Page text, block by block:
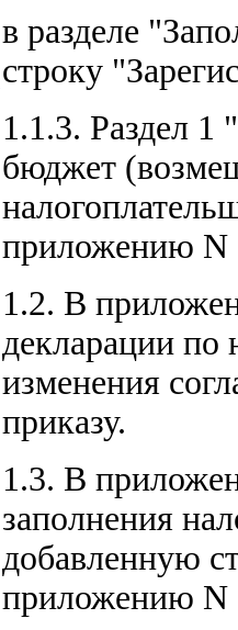
в разделе
строку
1.1.3. Раздел 1
бюджет
приложению N
1.2. В
декларации по
изменения
приказу.
1.3. В
заполнения
добавленную
приложению N